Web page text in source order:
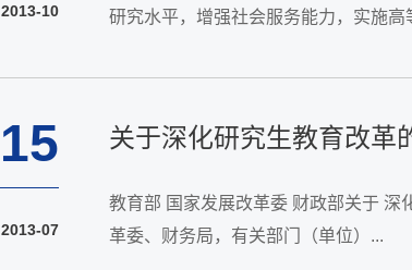
2013-10
研究水平，增强社会服务能力，实施高
15
2013-07
关于深化研究生教育改革
教育部 国家发展改革委 财政部关于 深化研究生教育改革的意见 教研[2013]1号 各省、自治区、直辖市教育厅（
革委、财务局，有关部门（单位）...